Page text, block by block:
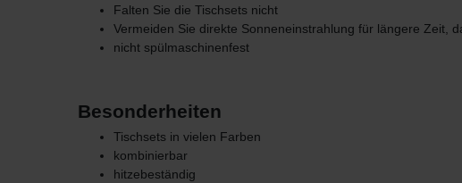
Falten Sie die Tischsets nicht
Vermeiden Sie direkte Sonneneinstrahlung für längere Zeit,
nicht spülmaschinenfest
Besonderheiten
Tischsets in vielen Farben
kombinierbar
hitzebeständig